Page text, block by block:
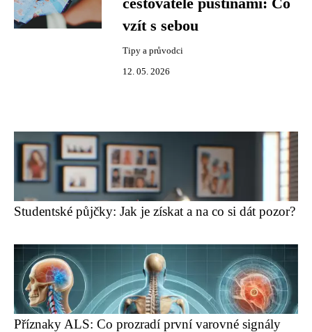
cestovatele pustinami: Co
vzít s sebou
Tipy a průvodci
12. 05. 2026
Studentské půjčky: Jak je získat a na co si dát pozor?
Příznaky ALS: Co prozradí první varovné signály